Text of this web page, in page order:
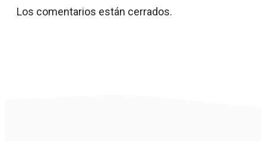
Los comentarios están cerrados.